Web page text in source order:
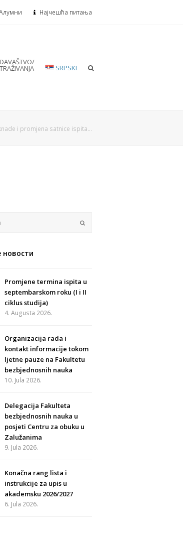
Најчешћа питања
SRPSKI
i promjena satnice ispita…
новости
Promjene termina ispita u
septembarskom roku (I i II
ciklus studija)
4. Augusta 2026.
Organizacija rada i
kontakt informacije tokom
ljetne pauze na Fakultetu
bezbjednosnih nauka
10. Jula 2026.
Delegacija Fakulteta
bezbjednosnih nauka u
posjeti Centru za obuku u
Zalužanima
9. Jula 2026.
Konačna rang lista i
instrukcije za upis u
akademsku 2026/2027
6. Jula 2026.